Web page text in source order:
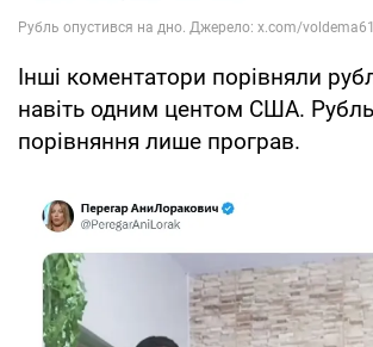
Інші коментатори порівняли
навіть одним центом США. Рубль
порівняння лише програв.